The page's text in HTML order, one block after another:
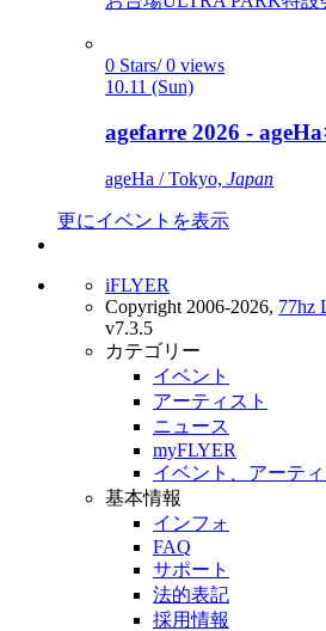
0 Stars/ 0 views
10.11 (Sun)
agefarre 2026 -
ageHa / Tokyo, Japan
更にイベントを表示
iFLYER
Copyright 2006-2026, 77hz
v7.3.5
カテゴリー
イベント
アーティスト
ニュース
myFLYER
イベント、アーテ
基本情報
インフォ
FAQ
サポート
法的表記
採用情報